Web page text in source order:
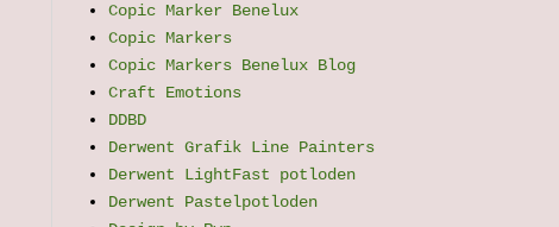
Copic Marker Benelux
Copic Markers
Copic Markers Benelux Blog
Craft Emotions
DDBD
Derwent Grafik Line Painters
Derwent LightFast potloden
Derwent Pastelpotloden